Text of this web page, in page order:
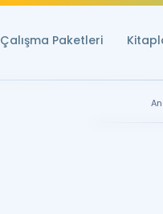
Çalışma Paketleri